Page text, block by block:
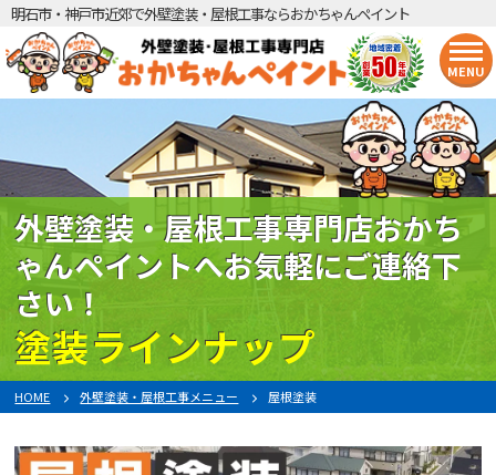
明石市・神戸市近郊で外壁塗装・屋根工事ならおかちゃんペイント
MENU
外壁塗装・屋根工事専門店おかち
ゃんペイントへお気軽にご連絡下
さい！
塗装ラインナップ
HOME 外壁塗装・屋根工事メニュー 屋根塗装